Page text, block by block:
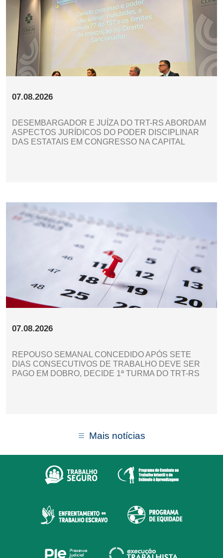
07.08.2026
DESEMBARGADOR E JUÍZA DO TRT-RS ABORDAM
ASPECTOS JURÍDICOS DO PODER DISCIPLINAR
DAS ESTATAIS EM CONGRESSO NA CAPITAL
07.08.2026
REPOUSO SEMANAL CONCEDIDO APÓS SETE
DIAS CONSECUTIVOS DE TRABALHO DEVE SER
PAGO EM DOBRO, DECIDE 1ª TURMA DO TRT-RS
Mais notícias